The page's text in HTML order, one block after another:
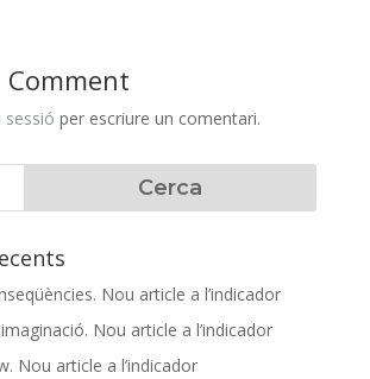
sessió per escriure un comentari.
Nou article a l’indicador
Nou article a l’indicador
Nou article a l’indicador